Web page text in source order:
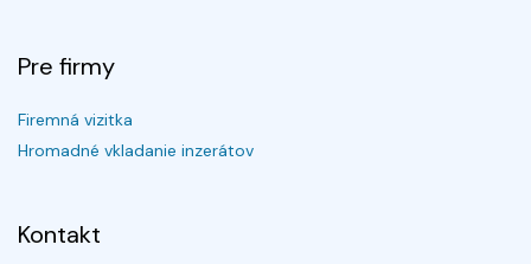
Pre firmy
Firemná vizitka
Hromadné vkladanie inzerátov
Kontakt